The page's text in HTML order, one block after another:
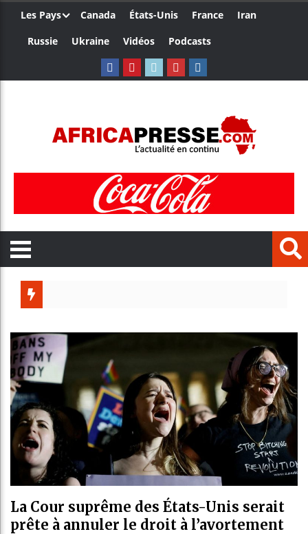
Les Pays Canada États-Unis France
Iran
Russie
Ukraine Vidéos Podcasts
Bénin :
Aliko
La Cour suprême des États-Unis serait
prête à annuler le droit à l’avortement